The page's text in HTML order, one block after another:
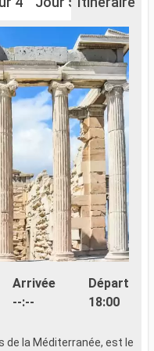
Arrivée
--:--
Départ
18:00
de la Méditerranée, est le